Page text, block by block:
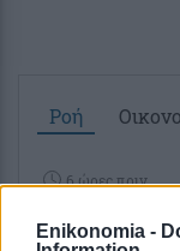
Enikonomia -
Ροή
6 ώρες πριν
Λαϊκή
σε φρούτα